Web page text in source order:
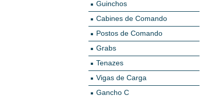
Guinchos
Cabines de Comando
Postos de Comando
Grabs
Tenazes
Vigas de Carga
Gancho C